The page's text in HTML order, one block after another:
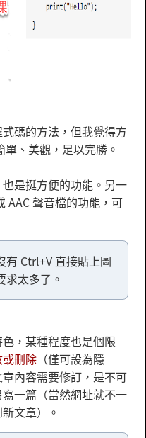
碼的方法，但我覺得方
、美觀，足以完勝。
是挺方便的功能。另一
AAC 聲音檔的功能，可
有 Ctrl+V 直接貼上圖
太多了。
，某種程度也是個限
刪除 （僅可設為隱
內容需要修訂，是不可
一篇（當然網址就不一
文章）。